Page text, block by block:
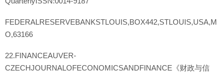
FEDERALRESERVEBANKSTLOUIS,BOX442,STLOUIS,USA,M
O,63166
22.FINANCEAUVER-
CZECHJOURNALOFECONOMICSANDFINANCE《财政与信